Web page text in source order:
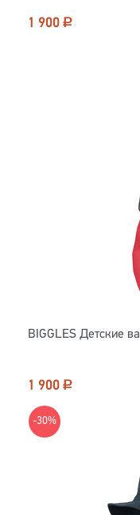
1 900 Р
BIGGLES Детские
1 900 Р
-30%